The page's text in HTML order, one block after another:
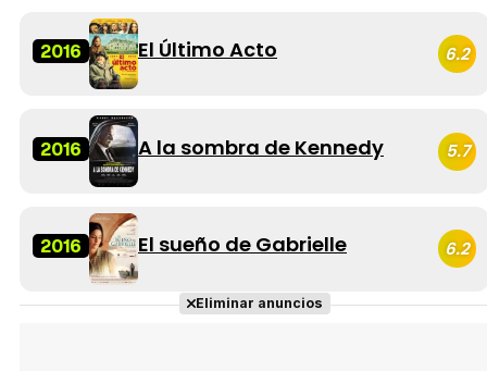
2016 El Último Acto 6.2
2016 A la sombra de Kennedy 5.7
2016 El sueño de Gabrielle 6.2
Eliminar anuncios